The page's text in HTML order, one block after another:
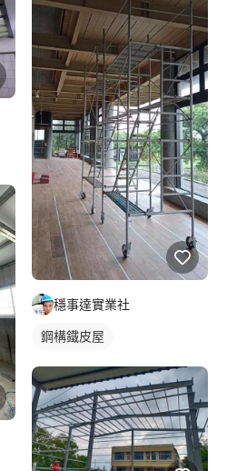
穩事達實業社
鋼構鐵皮屋